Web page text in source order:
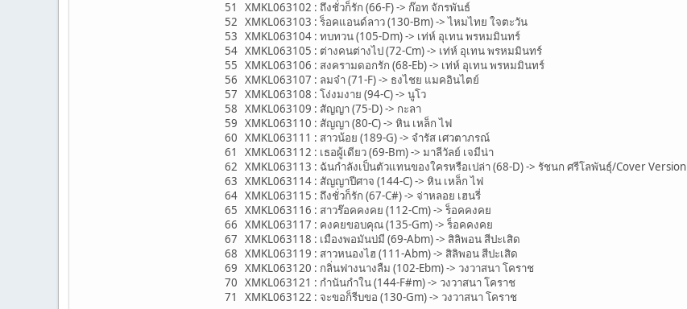
51 XMKL063102 : ถึงชั่วก็รัก (66-F) -> ก๊อท จักรพันธ์
52 XMKL063103 : ร็อคแอนด์ลาว (130-Bm) -> ไหมไทย ใจตะวัน
53 XMKL063104 : ทบทวน (105-Dm) -> เท่ห์ อุเทน พรหมมินทร์
54 XMKL063105 : ต่างคนต่างไป (72-Cm) -> เท่ห์ อุเทน พรหมมินทร์
55 XMKL063106 : สงครามดอกรัก (68-Eb) -> เท่ห์ อุเทน พรหมมินทร์
56 XMKL063107 : ลมจ๋า (71-F) -> ธงไชย แมคอินไตย์
57 XMKL063108 : โง่งมงาย (94-C) -> นูโว
58 XMKL063109 : สัญญา (75-D) -> กะลา
59 XMKL063110 : สัญญา (80-C) -> หิน เหล็ก ไฟ
60 XMKL063111 : สาวน้อย (189-G) -> จำรัส เศวตาภรณ์
61 XMKL063112 : เธอผู้เดียว (69-Bm) -> มาลีวัลย์ เจมีน่า
62 XMKL063113 : ฉันกำลังเป็นตัวแทนของใครหรือเปล่า (68-D) -> รัชนก ศรีโลพันธุ์/Cover Version
63 XMKL063114 : สัญญาปีศาจ (144-C) -> หิน เหล็ก ไฟ
64 XMKL063115 : ถึงชั่วก็รัก (67-C#) -> จ่าหลอย เฮนรี่
65 XMKL063116 : สาวร๊อคคงคย (112-Cm) -> ร็อคคงคย
66 XMKL063117 : คงคยขอบคุณ (135-Gm) -> ร็อคคงคย
67 XMKL063118 : เมืองพอมันบ่มี (69-Abm) -> สิลิพอน สีปะเสิด
68 XMKL063119 : สาวหนองไฮ (111-Abm) -> สิลิพอน สีปะเสิด
69 XMKL063120 : กลิ่นฟางนางลืม (102-Ebm) -> วงวาสนา โคราช
70 XMKL063121 : กำนันกำใน (144-F#m) -> วงวาสนา โคราช
71 XMKL063122 : จะขอก็รีบขอ (130-Gm) -> วงวาสนา โคราช